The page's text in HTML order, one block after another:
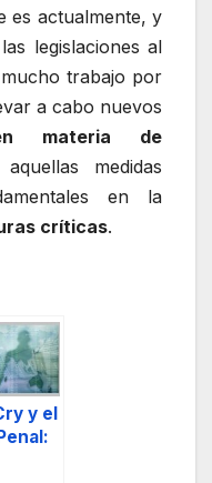
es actualmente, y
legislaciones al
trabajo por
a cabo nuevos
materia de
medidas
en la
críticas.
y el